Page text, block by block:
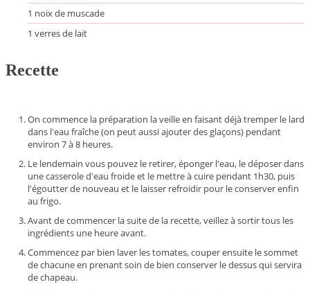
1 noix de muscade
1 verres de lait
Recette
On commence la préparation la veille en faisant déjà tremper le lard
dans l'eau fraîche (on peut aussi ajouter des glaçons) pendant
environ 7 à 8 heures.
Le lendemain vous pouvez le retirer, éponger l'eau, le déposer dans
une casserole d'eau froide et le mettre à cuire pendant 1h30, puis
l'égoutter de nouveau et le laisser refroidir pour le conserver enfin
au frigo.
Avant de commencer la suite de la recette, veillez à sortir tous les
ingrédients une heure avant.
Commencez par bien laver les tomates, couper ensuite le sommet
de chacune en prenant soin de bien conserver le dessus qui servira
de chapeau.